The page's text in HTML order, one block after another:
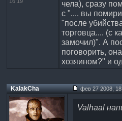
чела), сразу
с ".... вы
"после
торговца.... (с
замочил)". А
поговорить,
хозяином?" и
KalakCha фев 27 2008,
Valhaal